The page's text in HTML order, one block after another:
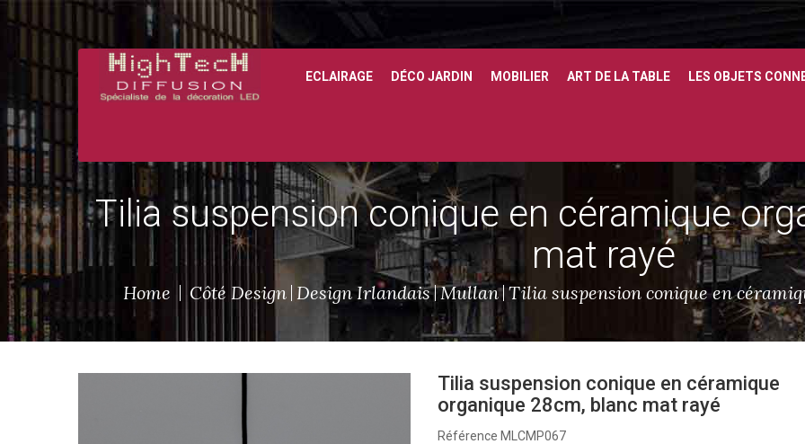
ECLAIRAGE DÉCO JARDIN MOBILIER ART DE LA TABLE LES OBJETS
Tilia suspension conique en céramique
mat rayé
Home Côté Design Design Irlandais Mullan Tilia suspension conique en
Tilia suspension conique en céramique
organique 28cm, blanc mat rayé
Référence MLCMP067